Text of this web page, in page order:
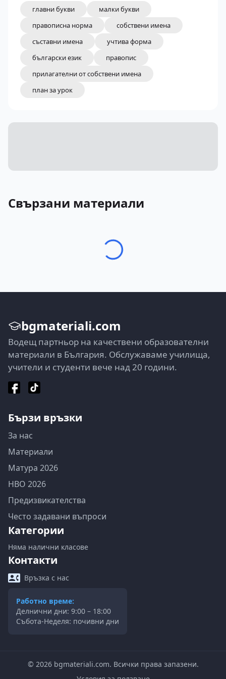
главни букви
малки букви
правописна норма
собствени имена
съставни имена
учтива форма
български език
правопис
прилагателни от собствени имена
план за урок
Свързани материали
bgmateriali.com
Водещ партньор на качествени образователни
материали в България. Обслужаваме училища,
учители и студенти вече над 20 години.
Бързи връзки
За нас
Материали
Матура 2026
НВО 2026
Предизвикателства
Често задавани въпроси
Категории
Няма налични класове
Контакти
Връзка с нас
Работно време:
Делнични дни: 9:00 – 18:00
Събота-Неделя: почивни дни
© 2026bgmateriali.com. Всички права запазени.